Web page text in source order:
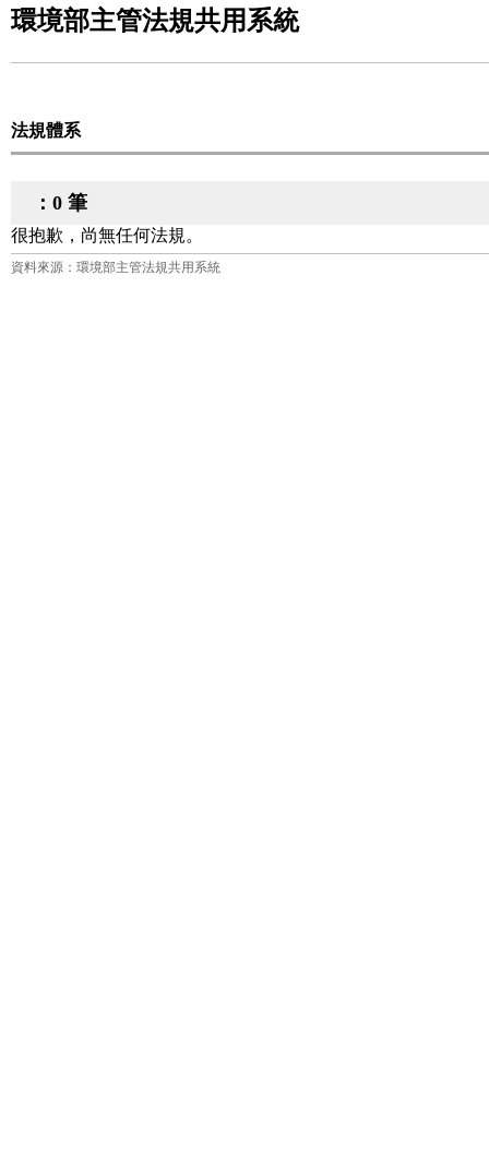
環境部主管法規共用系統
法規體系
：0 筆
很抱歉，尚無任何法規。
資料來源：環境部主管法規共用系統